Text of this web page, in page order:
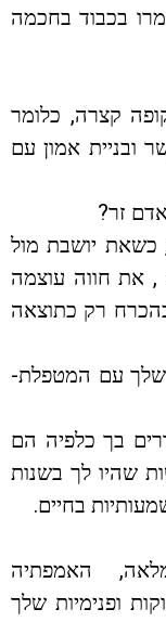
בכבוד בחכמה
קצרה, כלומר
ובניית אמון עם
זר?
כשאת יושבת מול
את חווה עוצמה
רק כתוצאה
שלך עם המטפלת-
בך כלפיה הם
שהיו לך בשנות
בחיים.
האמפתיה
ופנימיות שלך